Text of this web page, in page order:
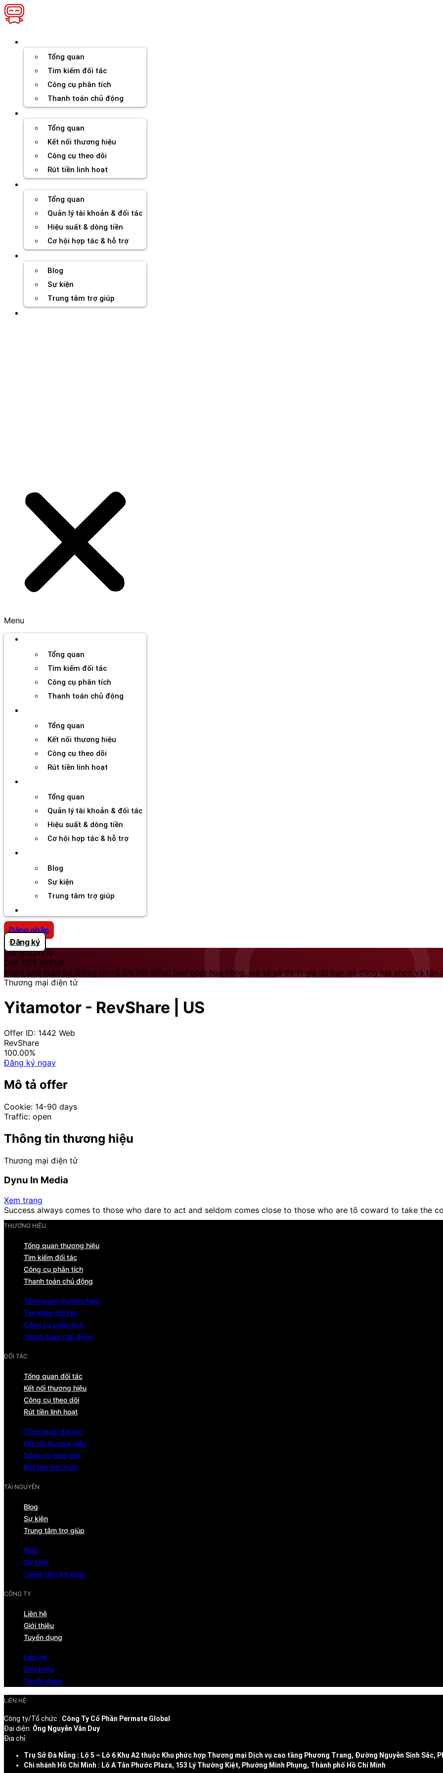
Chuyển
đến
Tổng quan
Tìm kiếm đối tác
Công cụ phân tích
Thanh toán chủ động
Tổng quan
Kết nối thương hiệu
Công cụ theo dõi
Rút tiền linh hoạt
Tổng quan
Quản lý tài khoản & đối tác
Hiệu suất & dòng tiền
Cơ hội hợp tác & hỗ trợ
Blog
Sự kiện
Trung tâm trợ giúp
Menu
Tổng quan
Tìm kiếm đối tác
Công cụ phân tích
Thanh toán chủ động
Tổng quan
Kết nối thương hiệu
Công cụ theo dõi
Rút tiền linh hoạt
Tổng quan
Quản lý tài khoản & đối tác
Hiệu suất & dòng tiền
Cơ hội hợp tác & hỗ trợ
Blog
Sự kiện
Trung tâm trợ giúp
Đăng nhập
Đăng ký
TÀI NGUYÊN
CHI TIẾT OFFER
Khám phá toàn bộ thông tin về chi tiết offer, bao gồm hoa hồng, mô tả và đánh giá để bạn dễ dàng lựa chọn và tận
Thương mại điện tử
Yitamotor - RevShare | US
Offer ID: 1442 Web
RevShare
100.00%
Đăng ký ngay
Mô tả offer
Cookie: 14-90 days
Traffic: open
Thông tin thương hiệu
Thương mại điện tử
Dynu In Media
Xem trang
Success always comes to those who dare to act and seldom comes close to those who are tô coward to take the
THƯƠNG HIỆU
Tổng quan thương hiệu
Tìm kiếm đối tác
Công cụ phân tích
Thanh toán chủ động
Tổng quan thương hiệu
Tìm kiếm đối tác
Công cụ phân tích
Thanh toán chủ động
ĐỐI TÁC
Tổng quan đối tác
Kết nối thương hiệu
Công cụ theo dõi
Rút tiền linh hoạt
Tổng quan đối tác
Kết nối thương hiệu
Công cụ theo dõi
Rút tiền linh hoạt
TÀI NGUYÊN
Blog
Sự kiện
Trung tâm trợ giúp
Blog
Sự kiện
Trung tâm trợ giúp
CÔNG TY
Liên hệ
Giới thiệu
Tuyển dụng
Liên hệ
Giới thiệu
Tuyển dụng
LIÊN HỆ
Công ty/Tổ chức : Công Ty Cổ Phần Permate Global
Đại diện: Ông Nguyễn Văn Duy
Địa chỉ:
Trụ Sở Đà Nẵng : Lô 5 – Lô 6 Khu A2 thuộc Khu phức hợp Thương mại Dịch vụ cao tầng Phương Trang, Đường Nguyễn Sinh Sắc,
Chi nhánh Hồ Chí Minh : Lô A Tân Phước Plaza, 153 Lý Thường Kiệt, Phường Minh Phụng, Thành phố Hồ Chí Minh